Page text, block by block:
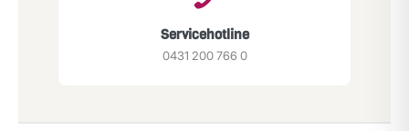
Servicehotline
0431 200 766 0